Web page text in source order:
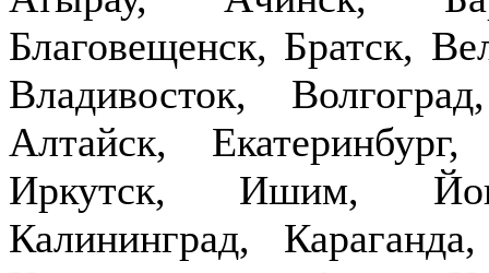
Благовещенск, Братск,
Владивосток,
Алтайск,
Иркутск, Ишим,
Калининград,